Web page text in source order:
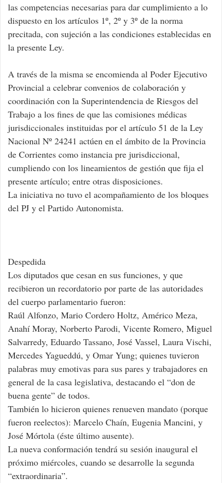
las competencias necesarias para dar cumplimiento a lo
dispuesto en los artículos 1º, 2º y 3º de la norma
precitada, con sujeción a las condiciones establecidas en
la presente Ley.
A través de la misma se encomienda al Poder Ejecutivo
Provincial a celebrar convenios de colaboración y
coordinación con la Superintendencia de Riesgos del
Trabajo a los fines de que las comisiones médicas
jurisdiccionales instituidas por el artículo 51 de la Ley
Nacional Nº 24241 actúen en el ámbito de la Provincia
de Corrientes como instancia pre jurisdiccional,
cumpliendo con los lineamientos de gestión que fija el
presente artículo; entre otras disposiciones.
La iniciativa no tuvo el acompañamiento de los bloques
del PJ y el Partido Autonomista.
Despedida
Los diputados que cesan en sus funciones, y que
recibieron un recordatorio por parte de las autoridades
del cuerpo parlamentario fueron:
Raúl Alfonzo, Mario Cordero Holtz, Américo Meza,
Anahí Moray, Norberto Parodi, Vicente Romero, Miguel
Salvarredy, Eduardo Tassano, José Vassel, Laura Vischi,
Mercedes Yagueddú, y Omar Yung; quienes tuvieron
palabras muy emotivas para sus pares y trabajadores en
general de la casa legislativa, destacando el “don de
buena gente” de todos.
También lo hicieron quienes renueven mandato (porque
fueron reelectos): Marcelo Chaín, Eugenia Mancini, y
José Mórtola (éste último ausente).
La nueva conformación tendrá su sesión inaugural el
próximo miércoles, cuando se desarrolle la segunda
“extraordinaria”.